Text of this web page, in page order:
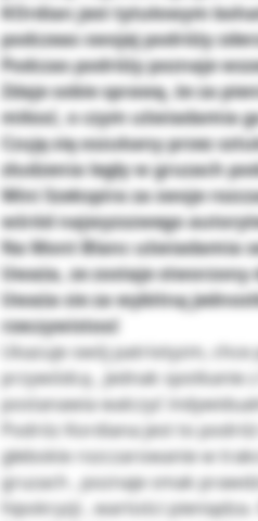
KOrdian jest tytułowym
podczeas swojej podróży
Podczas podróży poznaje
Zdaje sobie sprawę, że za
miłosć, o czym uświadamia
Czuję się oszukany przez
złudzenia legły w gruzach
Wini Szekspira za swoje
wśród najwyzszwego
Na Mont Blanc uświadamia
Uważa, ze zostaje stworzony
Uważa sie za wybitną
rzeczywistosć
Ukazuje swój patriotyzm,
przywódcą , jednak spotkanie
postanawia walczyć
Podróz Kordiana jest to
głebokie rozczarowanie w
gruzach , poznaje smak
hipokryzji , wartości